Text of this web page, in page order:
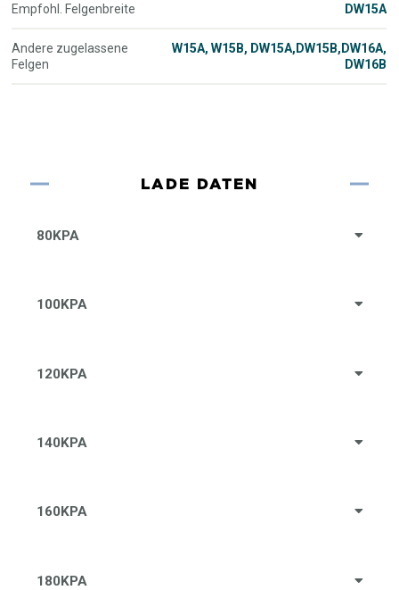
Empfohl. Felgenbreite DW15A
Andere zugelassene
Felgen
W15A, W15B, DW15A,DW15B,DW16A,
DW16B
LADE DATEN
80KPA
100KPA
120KPA
140KPA
160KPA
180KPA